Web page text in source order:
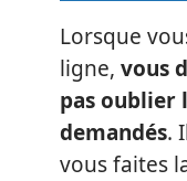
Lorsque
ligne, vous
pas oublier
demandés.
vous faites